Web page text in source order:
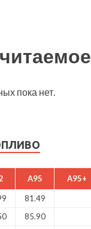
пока нет.
A95 A95+
81.49
85.90